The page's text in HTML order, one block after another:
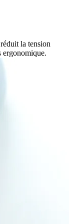
la tension
ergonomique.